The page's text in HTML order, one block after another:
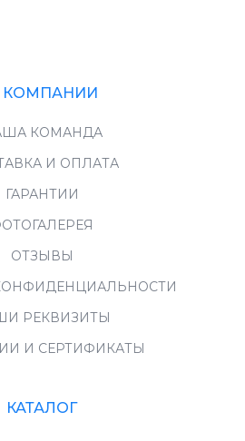
КОМПАНИИ
КОМАНДА
И ОПЛАТА
ГАРАНТИИ
ОТЗЫВЫ
РЕКВИЗИТЫ
И СЕРТИФИКАТЫ
КАТАЛОГ